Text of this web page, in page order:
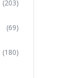
(203)
(69)
(180)